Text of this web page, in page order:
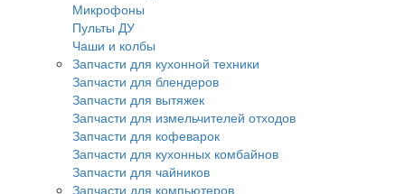
Микрофоны
Пульты ДУ
Чаши и колбы
Запчасти для кухонной техники
Запчасти для блендеров
Запчасти для вытяжек
Запчасти для измельчителей отходов
Запчасти для кофеварок
Запчасти для кухонных комбайнов
Запчасти для чайников
Запчасти для компьютеров